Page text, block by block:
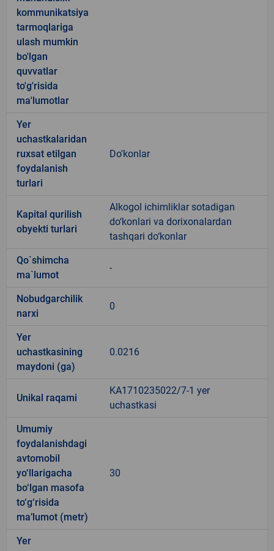
kommunikatsiya
tarmoqlariga
ulash mumkin
bo'lgan
quvvatlar
to'g'risida
ma'lumotlar
Yer
uchastkalaridan
ruxsat etilgan
foydalanish
turlari
Do'konlar
Kapital qurilish
obyekti turlari
Alkogol ichimliklar sotadigan
do‘konlari va dorixonalardan
tashqari do‘konlar
Qo`shimcha
ma`lumot
-
Nobudgarchilik
narxi
0
Yer
uchastkasining
maydoni (ga)
0.0216
Unikal raqami
KA1710235022/7-1 yer
uchastkasi
Umumiy
foydalanishdagi
avtomobil
yo‘llarigacha
bo‘lgan masofa
to‘g‘risida
ma’lumot (metr)
30
Yer